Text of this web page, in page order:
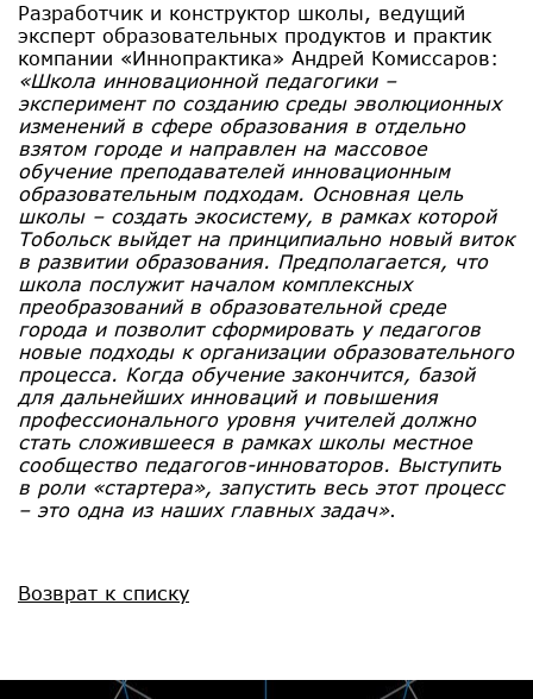
Разработчик и конструктор школы, ведущий
эксперт образовательных продуктов и практик
компании «Иннопрактика» Андрей Комиссаров:
«Школа инновационной педагогики –
эксперимент по созданию среды эволюционных
изменений в сфере образования в отдельно
взятом городе и направлен на массовое
обучение преподавателей инновационным
образовательным подходам. Основная цель
школы – создать экосистему, в рамках которой
Тобольск выйдет на принципиально новый виток
в развитии образования. Предполагается, что
школа послужит началом комплексных
преобразований в образовательной среде
города и позволит сформировать у педагогов
новые подходы к организации образовательного
процесса. Когда обучение закончится, базой
для дальнейших инноваций и повышения
профессионального уровня учителей должно
стать сложившееся в рамках школы местное
сообщество педагогов-инноваторов. Выступить
в роли «стартера», запустить весь этот процесс
– это одна из наших главных задач».
Возврат к списку